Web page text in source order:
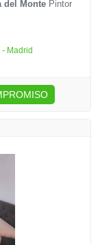
del Monte Pintor
Madrid